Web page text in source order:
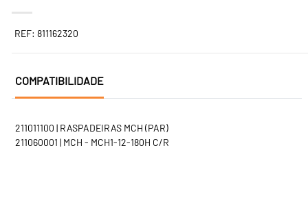
REF: 811162320
COMPATIBILIDADE
211011100 | RASPADEIRAS MCH (PAR)
211060001 | MCH - MCH1-12-180H C/R